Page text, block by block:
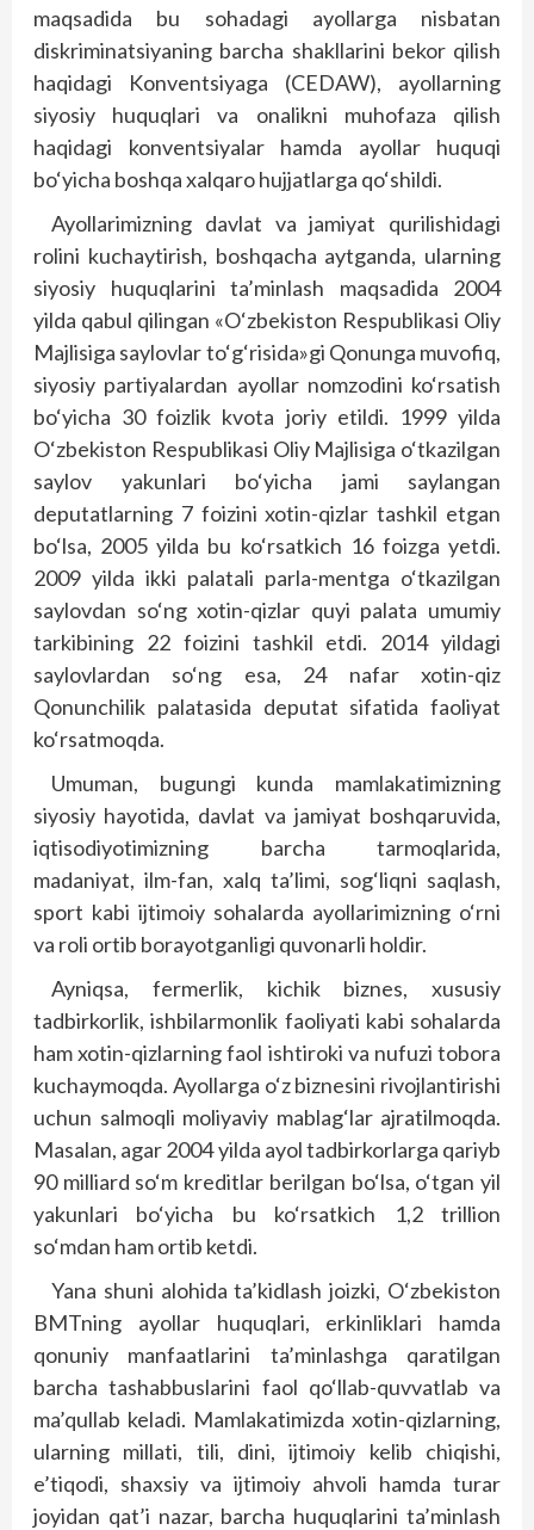
maqsadida bu sohadagi ayollarga nisbatan
diskriminatsiyaning barcha shakllarini bekor qilish
haqidagi Konventsiyaga (CEDAW), ayollarning
siyosiy huquqlari va onalikni muhofaza qilish
haqidagi konventsiyalar hamda ayollar huquqi
bo‘yicha boshqa xalqaro hujjatlarga qo‘shildi.
Ayollarimizning davlat va jamiyat qurilishidagi
rolini kuchaytirish, boshqacha aytganda, ularning
siyosiy huquqlarini ta’minlash maqsadida 2004
yilda qabul qilingan «O‘zbekiston Respublikasi Oliy
Majlisiga saylovlar to‘g‘risida»gi Qonunga muvofiq,
siyosiy partiyalardan ayollar nomzodini ko‘rsatish
bo‘yicha 30 foizlik kvota joriy etildi. 1999 yilda
O‘zbekiston Respublikasi Oliy Majlisiga o‘tkazilgan
saylov yakunlari bo‘yicha jami saylangan
deputatlarning 7 foizini xotin-qizlar tashkil etgan
bo‘lsa, 2005 yilda bu ko‘rsatkich 16 foizga yetdi.
2009 yilda ikki palatali parla-mentga o‘tkazilgan
saylovdan so‘ng xotin-qizlar quyi palata umumiy
tarkibining 22 foizini tashkil etdi. 2014 yildagi
saylovlardan so‘ng esa, 24 nafar xotin-qiz
Qonunchilik palatasida deputat sifatida faoliyat
ko‘rsatmoqda.
Umuman, bugungi kunda mamlakatimizning
siyosiy hayotida, davlat va jamiyat boshqaruvida,
iqtisodiyotimizning barcha tarmoqlarida,
madaniyat, ilm-fan, xalq ta’limi, sog‘liqni saqlash,
sport kabi ijtimoiy sohalarda ayollarimizning o‘rni
va roli ortib borayotganligi quvonarli holdir.
Ayniqsa, fermerlik, kichik biznes, xususiy
tadbirkorlik, ishbilarmonlik faoliyati kabi sohalarda
ham xotin-qizlarning faol ishtiroki va nufuzi tobora
kuchaymoqda. Ayollarga o‘z biznesini rivojlantirishi
uchun salmoqli moliyaviy mablag‘lar ajratilmoqda.
Masalan, agar 2004 yilda ayol tadbirkorlarga qariyb
90 milliard so‘m kreditlar berilgan bo‘lsa, o‘tgan yil
yakunlari bo‘yicha bu ko‘rsatkich 1,2 trillion
so‘mdan ham ortib ketdi.
Yana shuni alohida ta’kidlash joizki, O‘zbekiston
BMTning ayollar huquqlari, erkinliklari hamda
qonuniy manfaatlarini ta’minlashga qaratilgan
barcha tashabbuslarini faol qo‘llab-quvvatlab va
ma’qullab keladi. Mamlakatimizda xotin-qizlarning,
ularning millati, tili, dini, ijtimoiy kelib chiqishi,
e’tiqodi, shaxsiy va ijtimoiy ahvoli hamda turar
joyidan qat’i nazar, barcha huquqlarini ta’minlash